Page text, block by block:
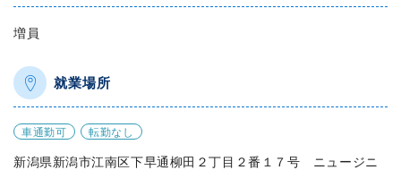
増員
就業場所
車通勤可 転勤なし
新潟県新潟市江南区下早通柳田２丁目２番１７号 ニュージニ